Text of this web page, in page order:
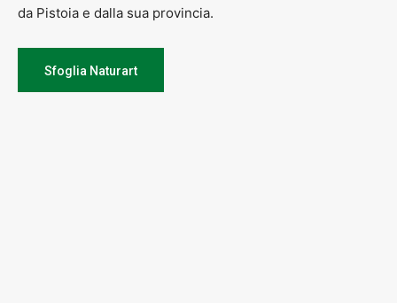
da Pistoia e dalla sua provincia.
Sfoglia Naturart